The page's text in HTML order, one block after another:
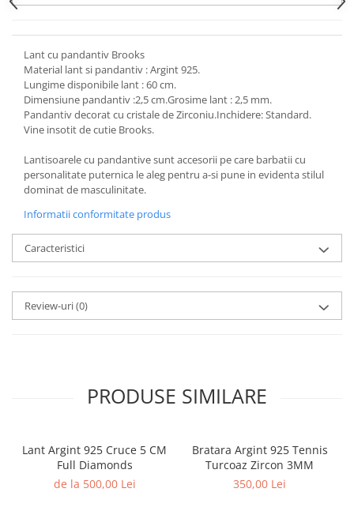
Lant cu pandantiv Brooks
Material lant si pandantiv : Argint 925.
Lungime disponibile lant : 60 cm.
Dimensiune pandantiv :2,5 cm.Grosime lant : 2,5 mm.
Pandantiv decorat cu cristale de Zirconiu.Inchidere: Standard.
Vine insotit de cutie Brooks.
Lantisoarele cu pandantive sunt accesorii pe care barbatii cu
personalitate puternica le aleg pentru a-si pune in evidenta stilul
dominat de masculinitate.
Informatii conformitate produs
Caracteristici
Review-uri(0)
PRODUSE SIMILARE
Lant Argint 925 Cruce 5 CM
Full Diamonds
de la 500,00 Lei
Bratara Argint 925 Tennis
Turcoaz Zircon 3MM
350,00 Lei